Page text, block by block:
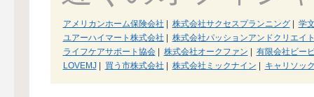
アメリカンホーム保険会社 株式会社サクセスプランニング|
学
ユアーハイマート株式会社
株式会社パッションアンドクリエイ
ライフケアサポート協会| 株式会社オークファン
有限会社ビー
LOVEMJ| 買う市株式会社 株式会社ミックナイン キャリソッ